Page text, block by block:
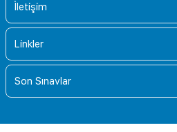
İletişim
Linkler
Son Sınavlar